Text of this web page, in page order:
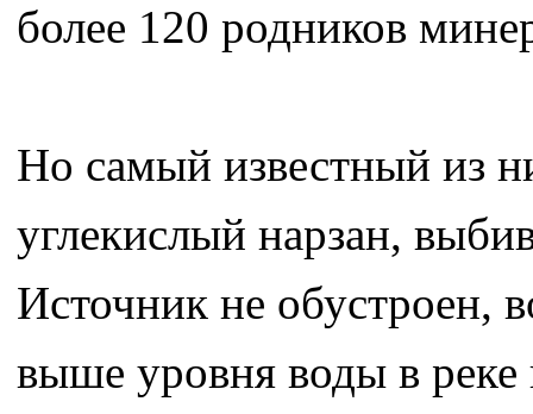
более 120 родников
Но самый известный из
углекислый нарзан,
Источник не обустроен,
выше уровня воды в реке